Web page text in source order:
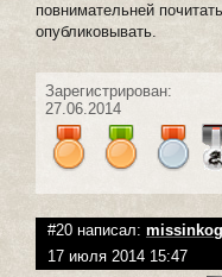
повнимательней
опубликовывать.
Зарегистрирован:
27.06.2014
#20 написал:
17 июля 2014 15:47